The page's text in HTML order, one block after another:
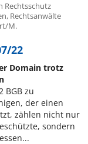
Rechtsschutz
Rechtsanwälte
M.
22
Domain trotz
BGB zu
der einen
zählen nicht nur
sondern